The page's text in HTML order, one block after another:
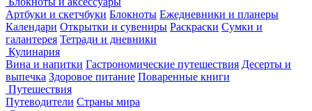
Артбуки и скетчбуки Блокноты Ежедневники и планеры
Календари Открытки и сувениры Раскраски Сумки и
галантерея Тетради и дневники
Кулинария
Вина и напитки Гастрономические путешествия Десерты и
выпечка Здоровое питание Поваренные книги
Путешествия
Путеводители Страны мира